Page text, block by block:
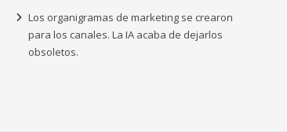
Los organigramas de marketing se crearon
para los canales. La IA acaba de dejarlos
obsoletos.